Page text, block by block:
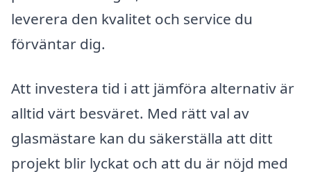
leverera den kvalitet och service du
förväntar dig.
Att investera tid i att jämföra alternativ är
alltid värt besväret. Med rätt val av
glasmästare kan du säkerställa att ditt
projekt blir lyckat och att du är nöjd med